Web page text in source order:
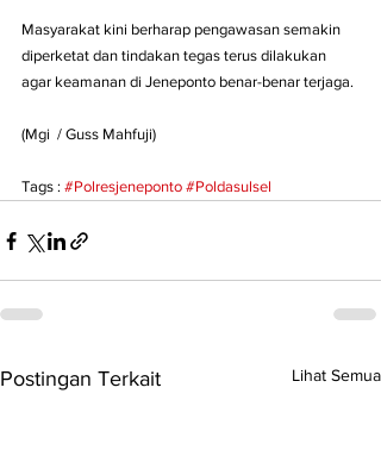
Masyarakat kini berharap pengawasan semakin
diperketat dan tindakan tegas terus dilakukan
agar keamanan di Jeneponto benar-benar terjaga.
(Mgi  / Guss Mahfuji)
Tags : #Polresjeneponto #Poldasulsel
Postingan Terkait Lihat Semua